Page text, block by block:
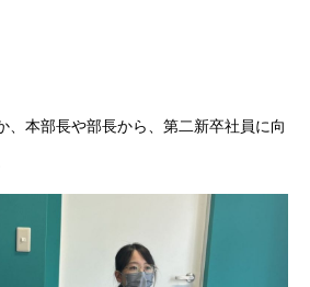
、本部長や部長から、第二新卒社員に向